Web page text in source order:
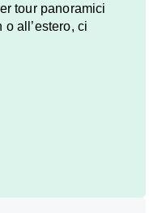
tour panoramici
all’estero, ci